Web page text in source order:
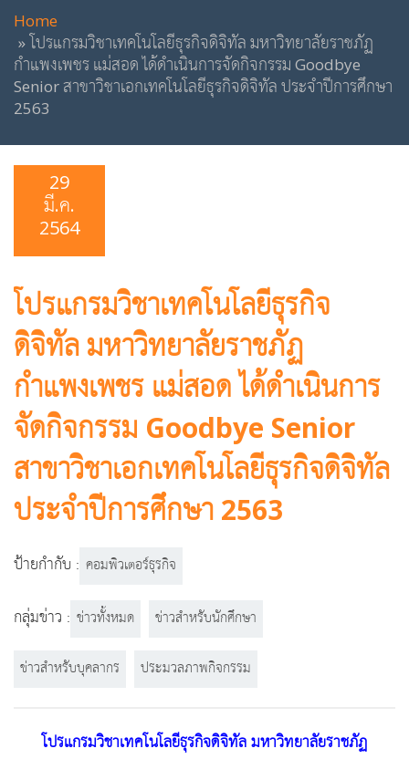
Home
โปรแกรมวิชาเทคโนโลยีธุรกิจดิจิทัล มหาวิทยาลัยราชภัฏ
กำแพงเพชร แม่สอด ได้ดำเนินการจัดกิจกรรม Goodbye
Senior สาขาวิชาเอกเทคโนโลยีธุรกิจดิจิทัล ประจำปีการศึกษา
2563
29
มี.ค.
2564
โปรแกรมวิชาเทคโนโลยีธุรกิจ
ดิจิทัล มหาวิทยาลัยราชภัฏ
กำแพงเพชร แม่สอด ได้ดำเนินการ
จัดกิจกรรม Goodbye Senior
สาขาวิชาเอกเทคโนโลยีธุรกิจดิจิทัล
ประจำปีการศึกษา 2563
ป้ายกำกับ : คอมพิวเตอร์ธุรกิจ
กลุ่มข่าว : ข่าวทั้งหมด
ข่าวสำหรับนักศึกษา
ข่าวสำหรับบุคลากร
ประมวลภาพกิจกรรม
โปรแกรมวิชาเทคโนโลยีธุรกิจดิจิทัล มหาวิทยาลัยราชภัฏ